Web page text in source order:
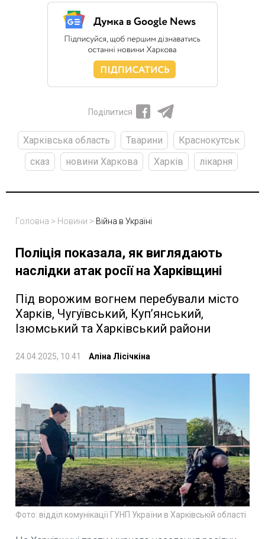
Поділитися
Харківська область Тварини
Краснокутськ
сказ
новини Харкова Харків лікарня
Головна > Новини > Війна в Україні
Поліція показала, як виглядають
наслідки атак росії на Харківщині
Під ворожим вогнем перебували місто
Харків, Чугуївський, Куп’янський,
Ізюмський та Харківський райони
24.04.2025, 10:41 Аліна Лісічкіна
Фото: відділ комунікації ГУНП України в Харківській області